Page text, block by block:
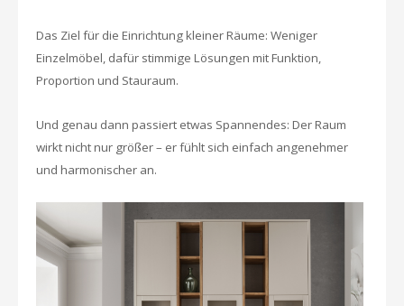
Das Ziel für die Einrichtung kleiner Räume: Weniger
Einzelmöbel, dafür stimmige Lösungen mitFunktion,
Proportion und Stauraum.
Und genau dann passiert etwas Spannendes: Der Raum
wirkt nicht nur größer – er fühlt sich einfach angenehmer
und harmonischer an.